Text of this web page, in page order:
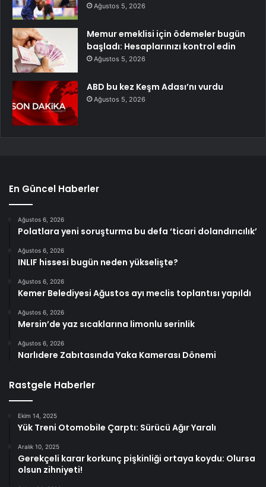
Ağustos 5, 2026
Memur emeklisi için ödemeler bugün
başladı: Hesaplarınızı kontrol edin
Ağustos 5, 2026
ABD bu kez Keşm Adası’nı vurdu
Ağustos 5, 2026
En Güncel Haberler
Ağustos 6, 2026
Polatlara yeni soruşturma bu defa ‘ticari dolandırıcılık’
Ağustos 6, 2026
INLIF hissesi bugün neden yükselişte?
Ağustos 6, 2026
Kemer Belediyesi Ağustos ayı meclis toplantısı yapıldı
Ağustos 6, 2026
Mersin’de yaz sıcaklarına limonlu serinlik
Ağustos 6, 2026
Narlıdere Zabıtasında Yaka Kamerası Dönemi
Rastgele Haberler
Ekim 14, 2025
Yük Treni Otomobile Çarptı: Sürücü Ağır Yaralı
Aralık 10, 2025
Gerekçeli karar korkunç pişkinliği ortaya koydu: Olursa
olsun zihniyeti!